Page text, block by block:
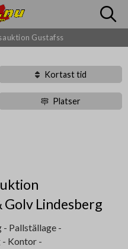
Gustafss
Kortast tid
Platser
Lindesberg
Pallställage -
Kontor -